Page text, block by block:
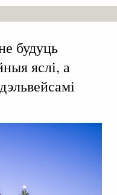
будуць
яслі, а